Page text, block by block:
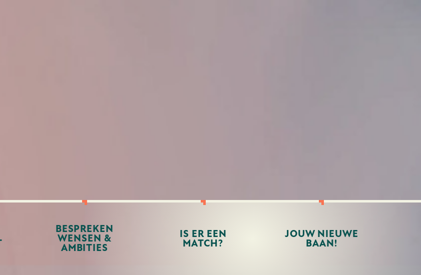
BESPREKEN
WENSEN &
AMBITIES
IS ER EEN
MATCH?
JOUW NIEUWE
BAAN!